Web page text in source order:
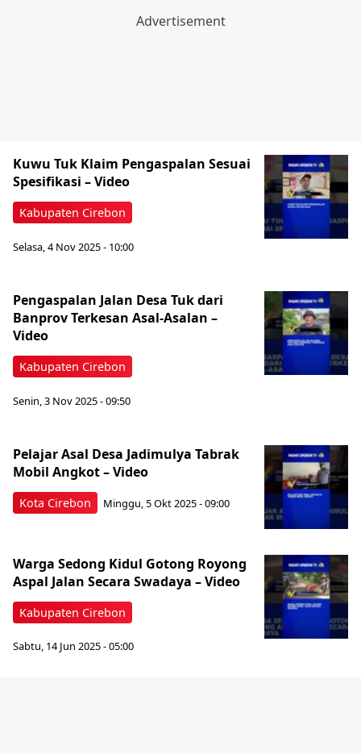
Kabupaten Cirebon
Kuwu Tuk Klaim Pengaspalan Sesuai
Spesifikasi – Video
Selasa, 4 Nov 2025 - 10:00
Kabupaten Cirebon
Pengaspalan Jalan Desa Tuk dari
Banprov Terkesan Asal-Asalan –
Video
Senin, 3 Nov 2025 - 09:50
Kota Cirebon
Pelajar Asal Desa Jadimulya Tabrak
Mobil Angkot – Video
Minggu, 5 Okt 2025 - 09:00
Kabupaten Cirebon
Warga Sedong Kidul Gotong Royong
Aspal Jalan Secara Swadaya – Video
Sabtu, 14 Jun 2025 - 05:00